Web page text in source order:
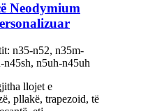
Neodymium
n35-n52, n35m-
n5uh-n45uh
llojet e
pllakë, trapezoid, të